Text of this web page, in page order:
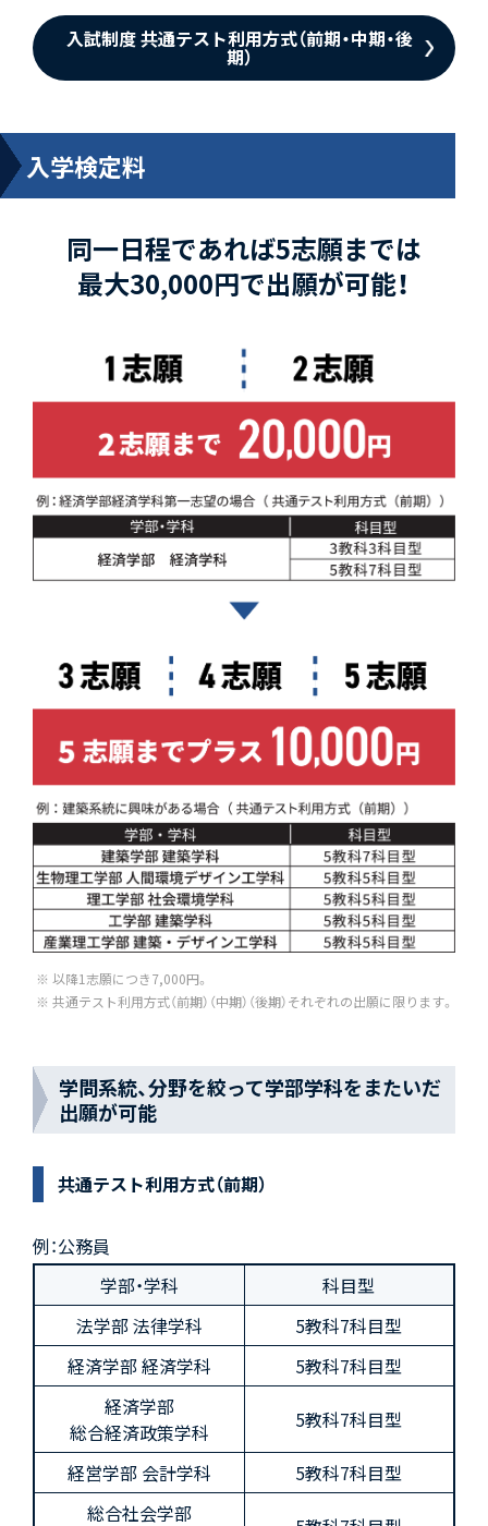
入試制度 共通テスト利用方式（前期・中期・後
期）
入学検定料
同一日程であれば5志願までは
最大30,000円で出願が可能！
以降1志願につき7,000円。
共通テスト利用方式（前期）（中期）（後期）それぞれの出願に限ります。
学問系統、分野を絞って学部学科をまたいだ
出願が可能
共通テスト利用方式（前期）
例：公務員
学部・学科
科目型
法学部 法律学科
5教科7科目型
経済学部 経済学科
5教科7科目型
経済学部
総合経済政策学科
5教科7科目型
経営学部 会計学科
5教科7科目型
総合社会学部